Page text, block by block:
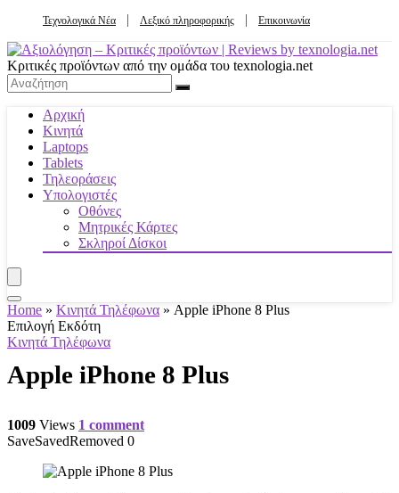
Τεχνολογικά Νέα Λεξικό πληροφορικής Επικοινωνία
Κριτικές προϊόντων από την ομάδα του texnologia.net
Αρχική
Κινητά
Laptops
Tablets
Τηλεοράσεις
Υπολογιστές
Οθόνες
Μητρικές Κάρτες
Σκληροί Δίσκοι
Home » Κινητά Τηλέφωνα » Apple iPhone 8 Plus
Επιλογή Εκδότη
Κινητά Τηλέφωνα
Apple iPhone 8 Plus
1009 Views 1 comment
SaveSavedRemoved 0